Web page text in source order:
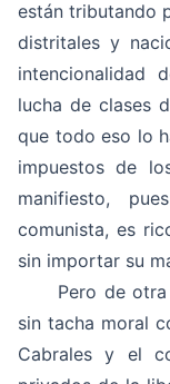
están tributando
distritales y
intencionalidad
lucha de clases
que todo eso lo
impuestos de
manifiesto,
comunista, es
sin importar su
Pero de otra
sin tacha moral
Cabrales y el